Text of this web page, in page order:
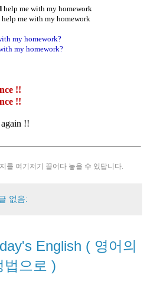
help me with my homework
help me with my homework
my homework?
my homework?
!!
!!
!!
를 여기저기 끌어다 놓을 수 있답니다.
없음:
English ( 영어의
법으로 )